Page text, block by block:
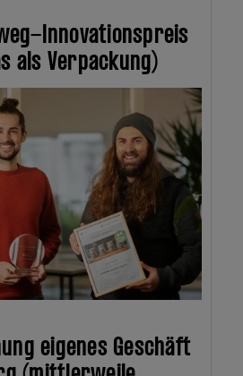
Innovationspreis
als Verpackung)
eigenes Geschäft